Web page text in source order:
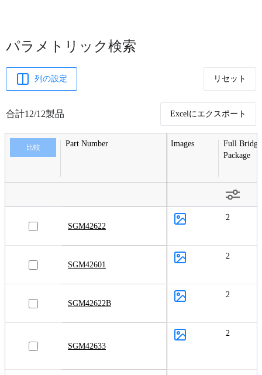
パラメトリック検索
列の設定 リセット
合計12/12製品 Excelにエクスポート
比較 Part Number Images
Full
Package
SGM42622
2
SGM42601
2
SGM42622B
2
SGM42633
2